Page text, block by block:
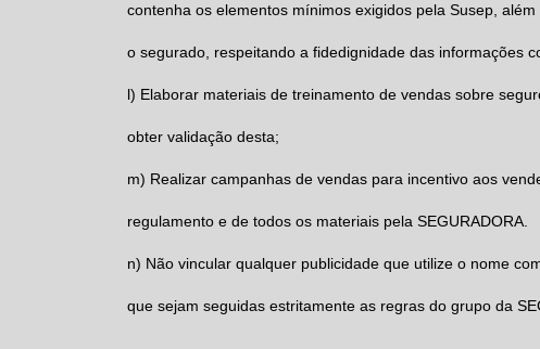
contenha os elementos mínimos exigidos pela Susep,
o segurado, respeitando a fidedignidade das informações
l) Elaborar materiais de treinamento de vendas sobre
obter validação desta;
m) Realizar campanhas de vendas para incentivo aos
regulamento e de todos os materiais pela SEGURADORA.
n) Não vincular qualquer publicidade que utilize o nome
que sejam seguidas estritamente as regras do grupo da